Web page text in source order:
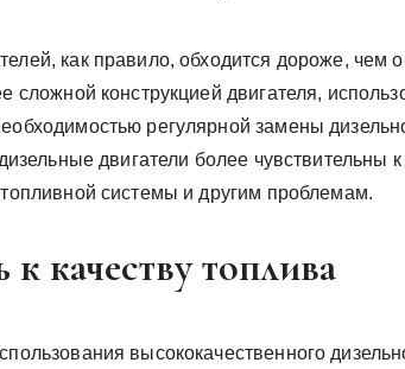
как правило, обходится дороже, чем
сложной конструкцией двигателя,
регулярной замены
двигатели более чувствительны к
системы и другим проблемам.
к качеству топлива
высококачественного